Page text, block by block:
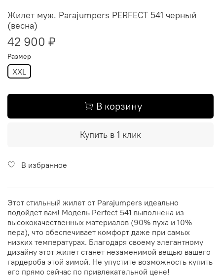
Жилет муж. Parajumpers PERFECT 541 черный
(весна)
42 900 ₽
Размер
XXL
В корзину
Купить в 1 клик
В избранное
Этот стильный жилет от Parajumpers идеально
подойдет вам! Модель Perfect 541 выполнена из
высококачественных материалов (90% пуха и 10%
пера), что обеспечивает комфорт даже при самых
низких температурах. Благодаря своему элегантному
дизайну этот жилет станет незаменимой вещью вашего
гардероба этой зимой. Не упустите возможность купить
его прямо сейчас по привлекательной цене!